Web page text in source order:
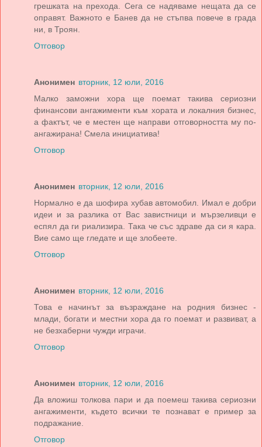
грешката на прехода. Сега се надяваме нещата да се
оправят. Важното е Банев да не стъпва повече в града
ни, в Троян.
Отговор
Анонимен вторник, 12 юли, 2016
Малко заможни хора ще поемат такива сериозни
финансови ангажименти към хората и локалния бизнес,
а фактът, че е местен ще направи отговорността му по-
ангажирана! Смела инициатива!
Отговор
Анонимен вторник, 12 юли, 2016
Нормално е да шофира хубав автомобил. Имал е добри
идеи и за разлика от Вас завистници и мързеливци е
еспял да ги риализира. Така че със здраве да си я кара.
Вие само ще гледате и ще злобеете.
Отговор
Анонимен вторник, 12 юли, 2016
Това е начинът за възраждане на родния бизнес -
млади, богати и местни хора да го поемат и развиват, а
не безхаберни чужди играчи.
Отговор
Анонимен вторник, 12 юли, 2016
Да вложиш толкова пари и да поемеш такива сериозни
ангажименти, където всички те познават е пример за
подражание.
Отговор